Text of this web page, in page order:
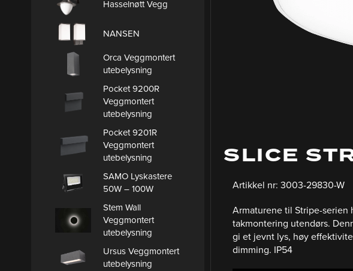
SLICE
Artikkel nr: 3003-29830-W
Armaturene til Stripe-serien
takmontering utendørs.
gi et jevnt lys, høy
dimming. IP54
Hasselnøtt Vegg
NANSEN
Orca Veggmontert
utebelysning
Pocket 9200R
Veggmontert
utebelysning
Pocket 9201R
Veggmontert
utebelysning
SAMO Lyskastere
50W – 100W
Stem Wall
Veggmontert
utebelysning
Ursus Veggmontert
utebelysning